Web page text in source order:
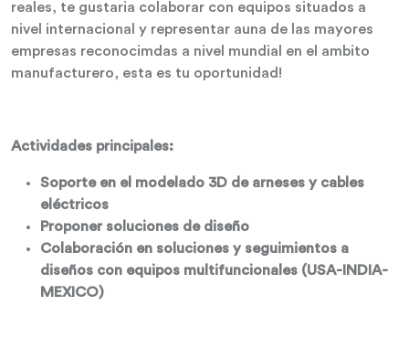
reales, te gustaria colaborar con equipos situados a
nivel internacional y representar auna de las mayores
empresas reconocimdas a nivel mundial en el ambito
manufacturero, esta es tu oportunidad!
Actividades principales:
Soporte en el modelado 3D de arneses y cables
eléctricos
Proponer soluciones de diseño
Colaboración en soluciones y seguimientos a
diseños con equipos multifuncionales (USA-INDIA-
MEXICO)